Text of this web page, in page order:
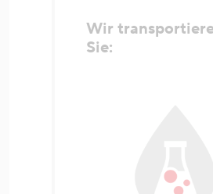
Wir
Sie: